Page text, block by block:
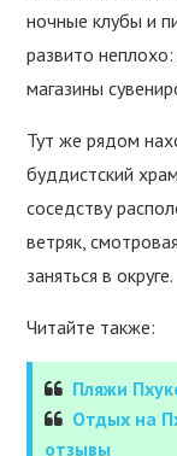
ночные клубы и
развито
магазины
Тут же рядом
буддистский
соседству
ветряк,
заняться в округе.
Читайте также:
Пляжи
Отдых на
отзывы